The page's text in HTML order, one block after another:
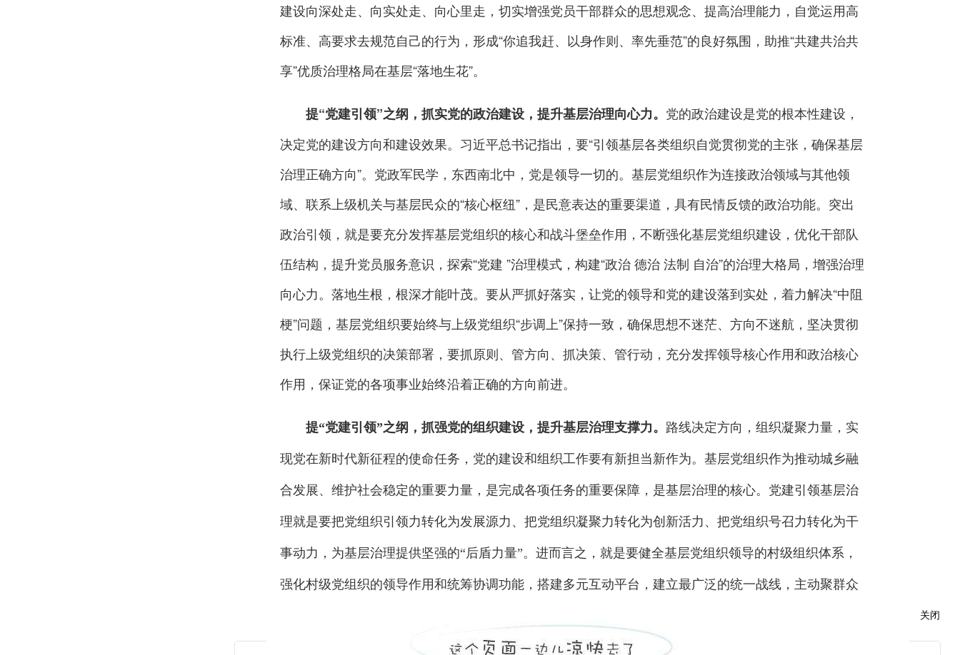
建设向深处走、向实处走、向心里走，切实增强党员干部群众的思想观念、提高治理能力，自觉运用高
标准、高要求去规范自己的行为，形成“你追我赶、以身作则、率先垂范”的良好氛围，助推“共建共治共
享”优质治理格局在基层“落地生花”。
提“党建引领”之纲，抓实党的政治建设，提升基层治理向心力。 党的政治建设是党的根本性建设，
决定党的建设方向和建设效果。习近平总书记指出，要“引领基层各类组织自觉贯彻党的主张，确保基层
治理正确方向”。党政军民学，东西南北中，党是领导一切的。基层党组织作为连接政治领域与其他领
域、联系上级机关与基层民众的“核心枢纽”，是民意表达的重要渠道，具有民情反馈的政治功能。突出
政治引领，就是要充分发挥基层党组织的核心和战斗堡垒作用，不断强化基层党组织建设，优化干部队
伍结构，提升党员服务意识，探索“党建 ”治理模式，构建“政治 德治 法制 自治”的治理大格局，增强治理
向心力。落地生根，根深才能叶茂。要从严抓好落实，让党的领导和党的建设落到实处，着力解决“中阻
梗”问题，基层党组织要始终与上级党组织“步调上”保持一致，确保思想不迷茫、方向不迷航，坚决贯彻
执行上级党组织的决策部署，要抓原则、管方向、抓决策、管行动，充分发挥领导核心作用和政治核心
作用，保证党的各项事业始终沿着正确的方向前进。
提“党建引领”之纲，抓强党的组织建设，提升基层治理支撑力。 路线决定方向，组织凝聚力量，实
现党在新时代新征程的使命任务，党的建设和组织工作要有新担当新作为。基层党组织作为推动城乡融
合发展、维护社会稳定的重要力量，是完成各项任务的重要保障，是基层治理的核心。党建引领基层治
理就是要把党组织引领力转化为发展源力、把党组织凝聚力转化为创新活力、把党组织号召力转化为干
事动力，为基层治理提供坚强的“后盾力量”。进而言之，就是要健全基层党组织领导的村级组织体系，
强化村级党组织的领导作用和统筹协调功能，搭建多元互动平台，建立最广泛的统一战线，主动聚群众
民主协商、民主决策的共治格局，不断扩大党的组织覆盖和工作覆盖，持续增强基层党组织的政治功能
关闭